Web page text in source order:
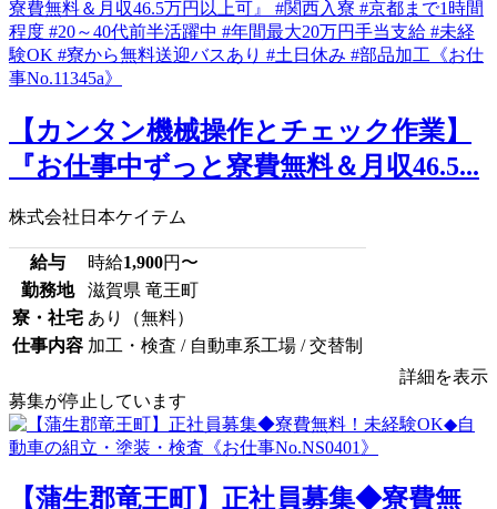
【カンタン機械操作とチェック作業】
『お仕事中ずっと寮費無料＆月収46.5...
株式会社日本ケイテム
給与 時給1,900円〜
勤務地
滋賀県 竜王町
寮・社宅 あり（無料）
仕事内容 加工・検査 / 自動車系工場 / 交替制
詳細を表示
募集が停止しています
【蒲生郡竜王町】正社員募集◆寮費無